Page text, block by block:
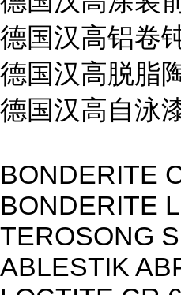
德国汉高铝卷
德国汉高脱脂
德国汉高自泳
BONDERITE
BONDERITE
TEROSONG
ABLESTIK